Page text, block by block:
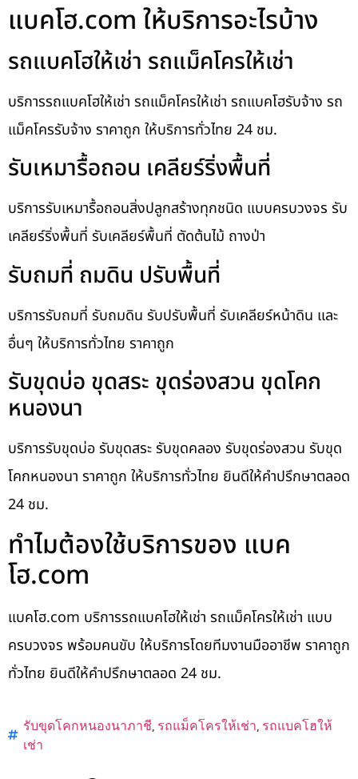
แบคโฮ.com ให้บริการอะไรบ้าง
รถแบคโฮให้เช่า รถแม็คโครให้เช่า
บริการรถแบคโฮให้เช่า รถแม็คโครให้เช่า รถแบคโฮรับจ้าง รถ
แม็คโครรับจ้าง ราคาถูก ให้บริการทั่วไทย 24 ชม.
รับเหมารื้อถอน เคลียร์ริ่งพื้นที่
บริการรับเหมารื้อถอนสิ่งปลูกสร้างทุกชนิด แบบครบวงจร รับ
เคลียร์ริ่งพื้นที่ รับเคลียร์พื้นที่ ตัดต้นไม้ ถางป่า
รับถมที่ ถมดิน ปรับพื้นที่
บริการรับถมที่ รับถมดิน รับปรับพื้นที่ รับเคลียร์หน้าดิน และ
อื่นๆ ให้บริการทั่วไทย ราคาถูก
รับขุดบ่อ ขุดสระ ขุดร่องสวน ขุดโคก
หนองนา
บริการรับขุดบ่อ รับขุดสระ รับขุดคลอง รับขุดร่องสวน รับขุด
โคกหนองนา ราคาถูก ให้บริการทั่วไทย ยินดีให้คำปรึกษาตลอด
24 ชม.
ทำไมต้องใช้บริการของ แบค
โฮ.com
แบคโฮ.com บริการรถแบคโฮให้เช่า รถแม็คโครให้เช่า แบบ
ครบวงจร พร้อมคนขับ ให้บริการโดยทีมงานมืออาชีพ ราคาถูก
ทั่วไทย ยินดีให้คำปรึกษาตลอด 24 ชม.
รับขุดโคกหนองนาภาชี, รถแม็คโครให้เช่า, รถแบคโฮให้
เช่า